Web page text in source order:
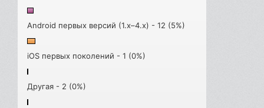
Android первых версий (1.x–4.x) - 12 (5%)
iOS первых поколений - 1 (0%)
Другая - 2 (0%)